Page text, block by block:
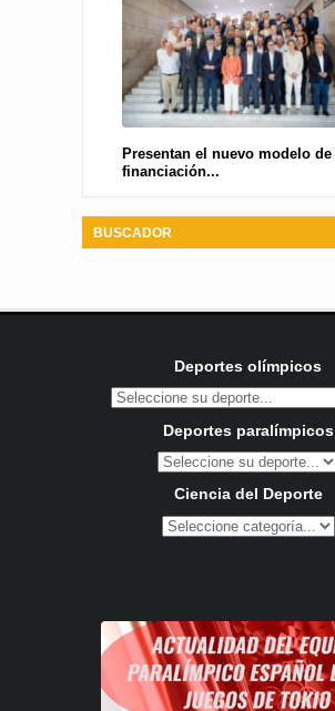
Presentan el nuevo modelo de
financiación...
BUSCADOR
Deportes olímpicos
Deportes paralímpicos
Ciencia del Deporte